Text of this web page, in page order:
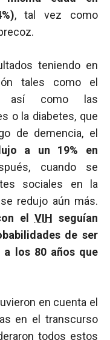
, tal vez como
teniendo en
tales como el
así como las
o la diabetes, que
de demencia, el
a un 19% en
cuando se
sociales en la
redujo aún más.
elVIH seguían
de ser
a los 80 años que
en cuenta el
en el transcurso
todos estos